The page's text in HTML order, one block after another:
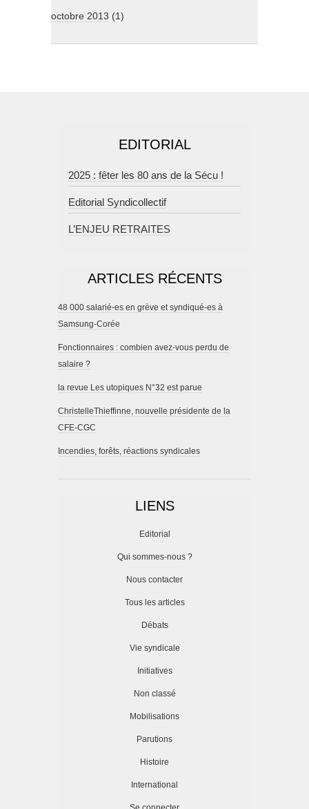
octobre 2013 (1)
EDITORIAL
2025 : fêter les 80 ans de la Sécu !
Editorial Syndicollectif
L’ENJEU RETRAITES
ARTICLES RÉCENTS
48 000 salarié-es en grève et syndiqué-es à
Samsung-Corée
Fonctionnaires : combien avez-vous perdu de
salaire ?
la revue Les utopiques N°32 est parue
ChristelleThieffinne, nouvelle présidente de la
CFE-CGC
Incendies, forêts, réactions syndicales
LIENS
Editorial
Qui sommes-nous ?
Nous contacter
Tous les articles
Débats
Vie syndicale
Initiatives
Non classé
Mobilisations
Parutions
Histoire
International